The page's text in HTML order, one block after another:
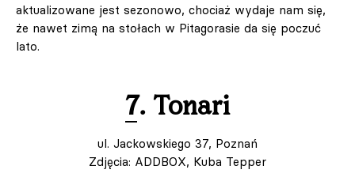
aktualizowane jest sezonowo, chociaż wydaje nam się,
że nawet zimą na stołach w Pitagorasie da się poczuć
lato.
7. Tonari
ul. Jackowskiego 37, Poznań
Zdjęcia: ADDBOX, Kuba Tepper